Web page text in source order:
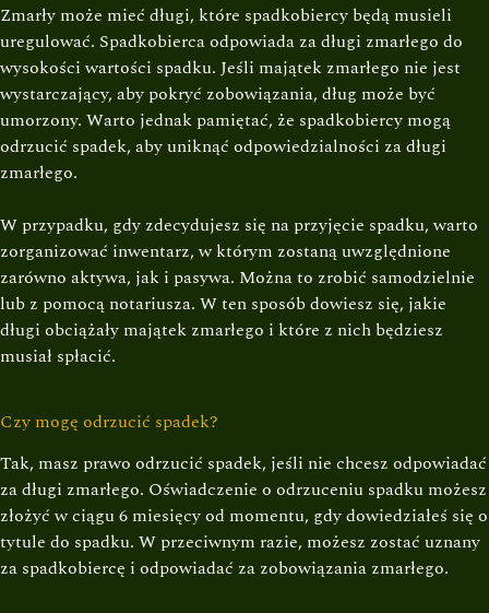
Zmarły może mieć długi, które spadkobiercy będą musieli
uregulować. Spadkobierca odpowiada za długi zmarłego do
wysokości wartości spadku. Jeśli majątek zmarłego nie jest
wystarczający, aby pokryć zobowiązania, dług może być
umorzony. Warto jednak pamiętać, że spadkobiercy mogą
odrzucić spadek, aby uniknąć odpowiedzialności za długi
zmarłego.
W przypadku, gdy zdecydujesz się na przyjęcie spadku, warto
zorganizować inwentarz, w którym zostaną uwzględnione
zarówno aktywa, jak i pasywa. Można to zrobić samodzielnie
lub z pomocą notariusza. W ten sposób dowiesz się, jakie
długi obciążały majątek zmarłego i które z nich będziesz
musiał spłacić.
Czy mogę odrzucić spadek?
Tak, masz prawo odrzucić spadek, jeśli nie chcesz odpowiadać
za długi zmarłego. Oświadczenie o odrzuceniu spadku możesz
złożyć w ciągu 6 miesięcy od momentu, gdy dowiedziałeś się o
tytule do spadku. W przeciwnym razie, możesz zostać uznany
za spadkobiercę i odpowiadać za zobowiązania zmarłego.